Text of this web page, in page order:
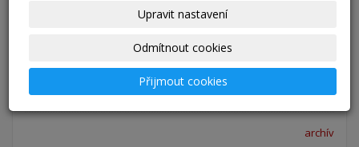
Zahájení školního roku 2025/2026
Výsledky - přestup do 6. očníku
30. 5. 2025
archív
Upravit nastavení
Odmítnout cookies
Přijmout cookies